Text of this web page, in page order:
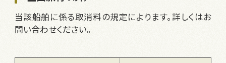
当該船舶に係る取消料の規定によります。詳しくはお
問い合わせください。